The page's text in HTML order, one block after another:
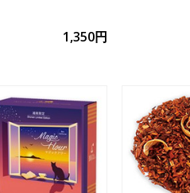
1,350円